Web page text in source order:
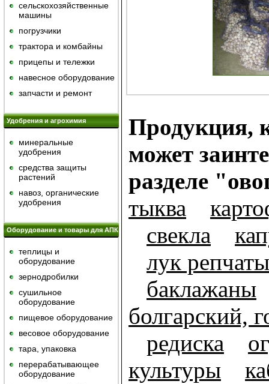
сельскохозяйственные
машины
погрузчики
трактора и комбайны
прицепы и тележки
навесное оборудование
запчасти и ремонт
Удобрения и агрохимия
минеральные
удобрения
средства защиты
растений
навоз, органические
удобрения
Оборудование и товары для АПК
теплицы и
оборудование
зернодробилки
сушильное
оборудование
пищевое оборудование
весовое оборудование
тара, упаковка
перерабатывающее
оборудование
Продукция,
может
разделе
тыква
свекла
лук
баклажаны
болгарский,
редиска
культуры